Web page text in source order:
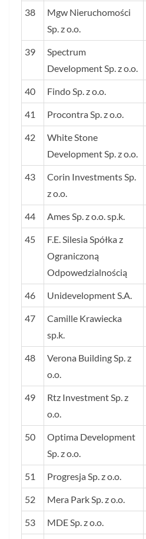
38
Mgw Nieruchomości
Sp. z o.o.
39
Spectrum
Development Sp. z o.o.
40 Findo Sp. z o.o.
41 Procontra Sp. z o.o.
42
White Stone
Development Sp. z o.o.
43
Corin Investments Sp.
z o.o.
44 Ames Sp. z o.o. sp.k.
45
F.E. Silesia Spółka z
Ograniczoną
Odpowedzialnością
46 Unidevelopment S.A.
47
Camille Krawiecka
sp.k.
48
Verona Building Sp. z
o.o.
49
Rtz Investment Sp. z
o.o.
50
Optima Development
Sp. z o.o.
51 Progresja Sp. z o.o.
52 Mera Park Sp. z o.o.
53 MDE Sp. z o.o.